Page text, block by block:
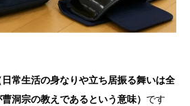
日常生活の身なりや立ち居振る舞いは全
洞宗の教えであるという意味） です